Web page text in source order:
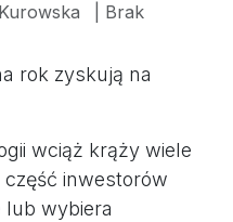
| Brak
rok zyskują na
wciąż krąży wiele
inwestorów
lub wybiera